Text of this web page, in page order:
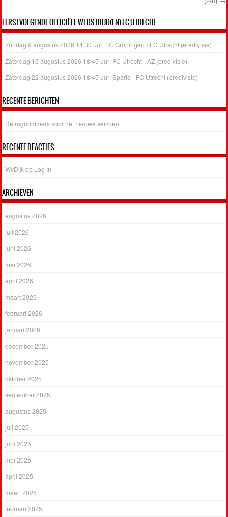
EERSTVOLGENDE OFFICIËLE WEDSTRIJD(EN) FC UTRECHT
Zondag 9 augustus 2026 14:30 uur: FC Groningen - FC Utrecht (eredivisie)
Zaterdag 15 augustus 2026 18:45 uur: FC Utrecht - AZ (eredivisie)
Zaterdag 22 augustus 2026 18:45 uur: Sparta - FC Utrecht (eredivisie)
RECENTE BERICHTEN
De rugnummers voor het nieuwe seizoen
RECENTE REACTIES
WvDijk op Log In
ARCHIEVEN
augustus 2026
juli 2026
juni 2026
mei 2026
april 2026
maart 2026
februari 2026
januari 2026
december 2025
november 2025
oktober 2025
september 2025
augustus 2025
juli 2025
juni 2025
mei 2025
april 2025
maart 2025
februari 2025